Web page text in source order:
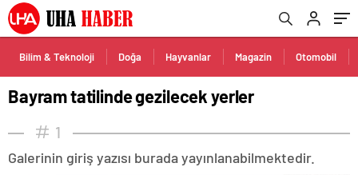
Bilim & Teknoloji Doğa Hayvanlar Magazin Otomobil
Bayram tatilinde gezilecek yerler
1
Galerinin giriş yazısı burada yayınlanabilmektedir.